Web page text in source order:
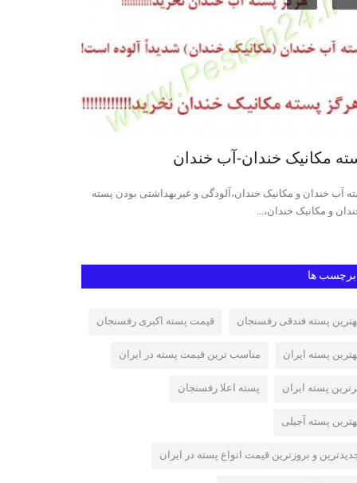
مکانیک خندان-آب خندان
آب خندان و مکانیک خندان،آلودگی و غیربهداشتی بودن پسته
و مکانیک خندان،...
برچسب ها
پسته فندقی رفسنجان قیمت پسته اکبری رفسنجان
پسته ایران مناسب ترین قیمت پسته در ایران
پسته ایران پسته اعلا رفسنجان
پسته آجیلی
و بروزترین قیمت انواع پسته در ایران